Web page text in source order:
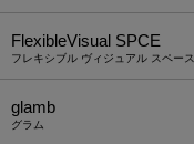
FlexibleVisual SPCE
フレキシブル ヴィジュアル スペース
glamb
グラム